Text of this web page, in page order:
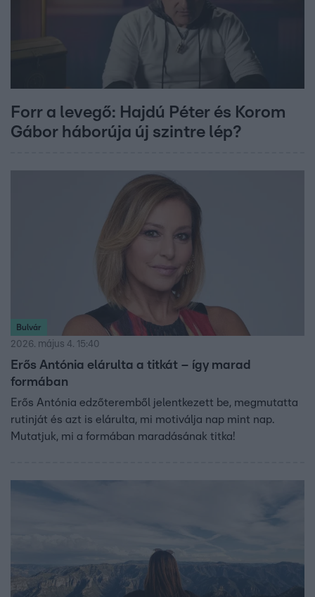
Forr a levegő: Hajdú Péter és Korom
Gábor háborúja új szintre lép?
Bulvár
2026. május 4. 15:40
Erős Antónia elárulta a titkát – így marad
formában
Erős Antónia edzőteremből jelentkezett be, megmutatta
rutinját és azt is elárulta, mi motiválja nap mint nap.
Mutatjuk, mi a formában maradásának titka!